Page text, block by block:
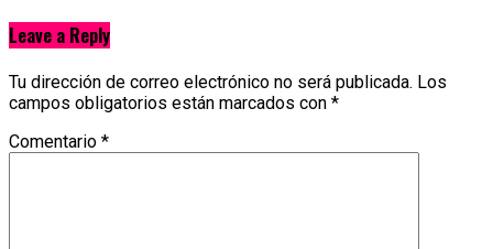
Leave a Reply
Tu dirección de correo electrónico no será publicada. Los
campos obligatorios están marcados con *
Comentario *